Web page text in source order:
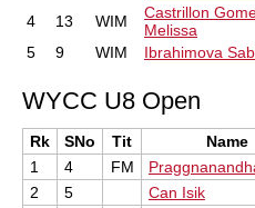
4
13 WIM
Castrillon
Melissa
5
9 WIM Ibrahimova
WYCC U8 Open
Rk SNo Tit Name
1
4 FM
2
5 Can Isik